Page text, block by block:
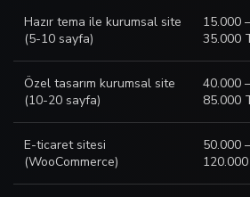
Hazır tema ile kurumsal site
(5-10 sayfa)
15.000 –
35.000
Özel tasarım kurumsal site
(10-20 sayfa)
40.000 –
85.000
E-ticaret sitesi
(WooCommerce)
50.000 –